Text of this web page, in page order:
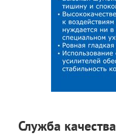
Служба качества